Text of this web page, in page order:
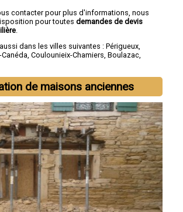
contacter pour plus d'informations, nous
pour toutes demandes de devis
dans les villes suivantes : Périgueux,
Canéda, Coulounieix-Chamiers, Boulazac,
de maisons anciennes